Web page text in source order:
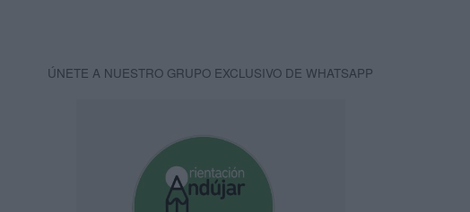
ÚNETE A NUESTRO GRUPO EXCLUSIVO DE WHATSAPP